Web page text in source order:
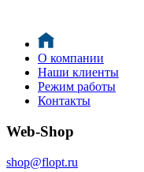
О компании
Наши клиенты
Режим работы
Контакты
Web-Shop
shop@flopt.ru